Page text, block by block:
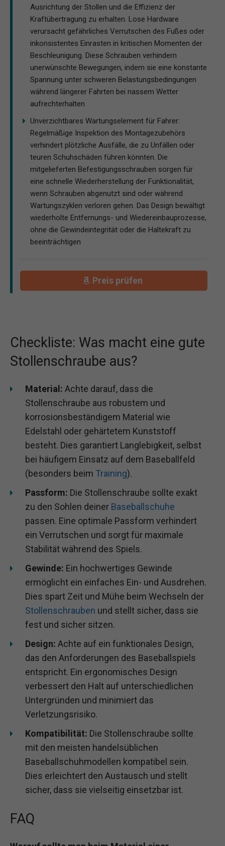
Ausrichtung der Stollen und die Effizienz der
Kraftübertragung zu erhalten. Lose Hardware
verursacht gefährliches Verrutschen des Fußes oder
inkonsistentes Einrasten in kritischen Momenten der
Beschleunigung. Diese Schrauben verhindern
unerwünschte Bewegungen, indem sie eine konstante
Spannung unter schweren Belastungsbedingungen
während längerer Fahrten bei nassem Wetter
aufrechterhalten
Unverzichtbares Wartungselement für Fahrer:
Regelmäßige Inspektion des Montagezubehörs
verhindert plötzliche Ausfälle, die zu Unfällen oder
teuren Schuhschäden führen könnten. Die
mitgelieferten Befestigungsschrauben sorgen für
eine schnelle Wiederherstellung der Funktionalität,
wenn Schrauben abgenutzt sind oder während
Wartungszyklen verloren gehen. Das Design bewältigt
wiederholte Entfernungs- und Wiedereinbauprozesse,
ohne die Gewindeintegrität oder die Haltekraft zu
beeinträchtigen
Preis prüfen
Checkliste: Was macht eine gute
Stollenschraube aus?
Material: Achte darauf, dass die
Stollenschraube aus robustem und
korrosionsbeständigem Material wie
Edelstahl oder gehärtetem Kunststoff
besteht. Dies garantiert Langlebigkeit, selbst
bei häufigem Einsatz auf dem Baseballfeld
(besonders beim Training).
Passform: Die Stollenschraube sollte exakt
zu den Sohlen deiner Baseballschuhe
passen. Eine optimale Passform verhindert
ein Verrutschen und sorgt für maximale
Stabilität während des Spiels.
Gewinde: Ein hochwertiges Gewinde
ermöglicht ein einfaches Ein- und Ausdrehen.
Dies spart Zeit und Mühe beim Wechseln der
Stollenschrauben und stellt sicher, dass sie
fest und sicher sitzen.
Design: Achte auf ein funktionales Design,
das den Anforderungen des Baseballspiels
entspricht. Ein ergonomisches Design
verbessert den Halt auf unterschiedlichen
Untergründen und minimiert das
Verletzungsrisiko.
Kompatibilität: Die Stollenschraube sollte
mit den meisten handelsüblichen
Baseballschuhmodellen kompatibel sein.
Dies erleichtert den Austausch und stellt
sicher, dass sie vielseitig einsetzbar ist.
FAQ